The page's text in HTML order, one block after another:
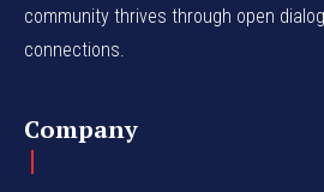
community thrives through open
connections.
Company